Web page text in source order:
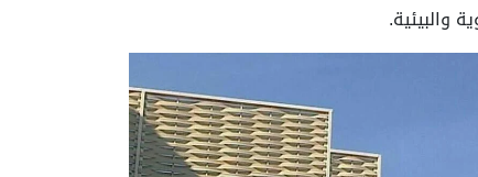
والبيئية.